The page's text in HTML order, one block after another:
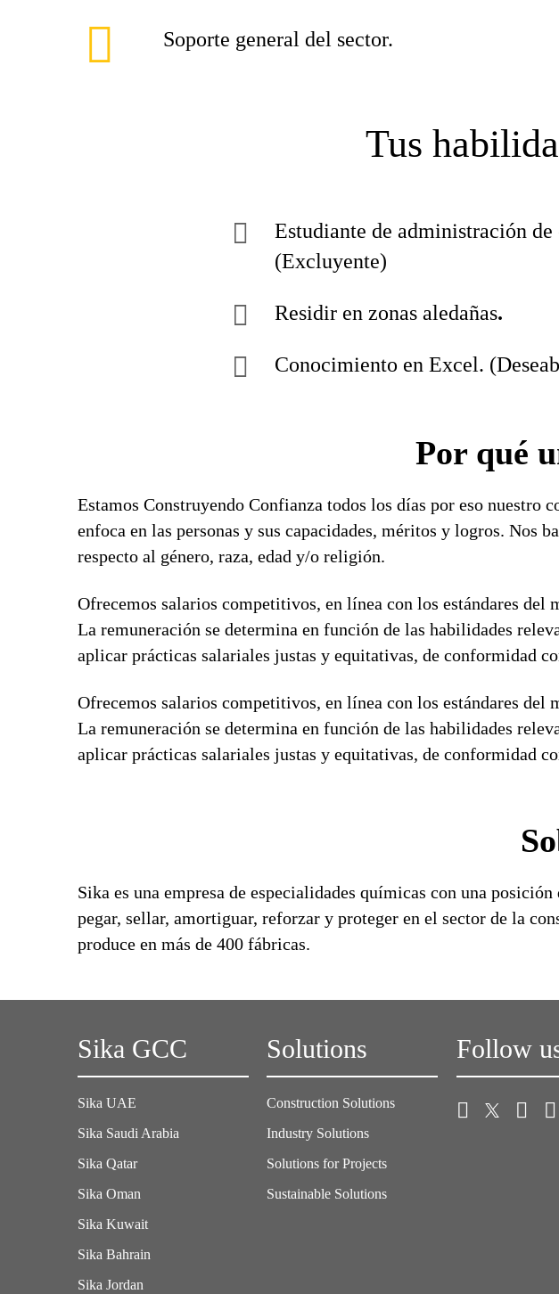
Soporte general del sector.
Tus
Estudiante de administración
(Excluyente)
Residir en zonas aledañas.
Conocimiento en Excel.
Por qué
Estamos Construyendo Confianza todos los días por eso nuestro
enfoca en las personas y sus capacidades, méritos y logros. Nos
respecto al género, raza, edad y/o religión.
Ofrecemos salarios competitivos, en línea con los estándares del
La remuneración se determina en función de las habilidades
aplicar prácticas salariales justas y equitativas, de conformidad
Ofrecemos salarios competitivos, en línea con los estándares del
La remuneración se determina en función de las habilidades
aplicar prácticas salariales justas y equitativas, de conformidad
Sika es una empresa de especialidades químicas con una
pegar, sellar, amortiguar, reforzar y proteger en el sector de la
produce en más de 400 fábricas.
Sika GCC
Sika UAE
Sika Saudi Arabia
Sika Qatar
Sika Oman
Sika Kuwait
Sika Bahrain
Sika Jordan
Solutions
Construction Solutions
Industry Solutions
Solutions for Projects
Sustainable Solutions
Follow